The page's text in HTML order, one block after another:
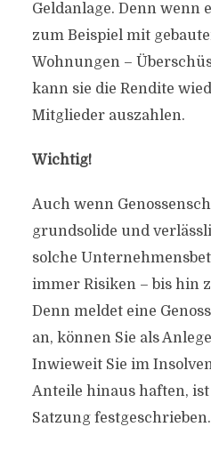
Geldanlage. Denn wenn
zum Beispiel mit
Wohnungen –
kann sie die Rendite
Mitglieder auszahlen.
Wichtig!
Auch wenn
grundsolide und
solche
immer Risiken – bis hin
Denn meldet eine
an, können Sie als
Inwieweit Sie im
Anteile hinaus haften,
Satzung festgeschrieben.